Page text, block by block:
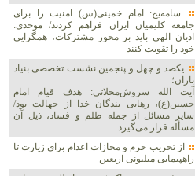
سامه‌یح: امام خمینی(س) امنیت را برای
جامعه کلیمیان ایران فراهم کردند/ موحدی:
ادیان الهی باید بر محور مشترکات، همگرایی
خود را تقویت کنند
یکصد و چهل و پنجمین نشست تخصصی بنیاد
باران؛
آیت الله سروش‌محلاتی: هدف قیام امام
حسین(ع)، رهایی بندگان خدا از جهالت بود/
سایر مسائل از جمله ظلم و فساد، ذیل آن
مسأله قرار می‌گیرد
از تخریب حرم و مجازات اعدام برای زیارت تا
راهپیمایی میلیونی اربعین